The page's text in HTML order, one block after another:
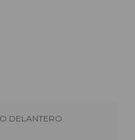
DELANTERO